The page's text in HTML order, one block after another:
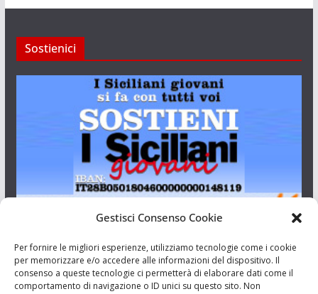
Gestisci Consenso Cookie
Per fornire le migliori esperienze, utilizziamo tecnologie come i cookie
per memorizzare e/o accedere alle informazioni del dispositivo. Il
consenso a queste tecnologie ci permetterà di elaborare dati come il
comportamento di navigazione o ID unici su questo sito. Non
Sostienici
Aut. del tribunale di Catania n.23/2011 del 20/09/2011 Dir.